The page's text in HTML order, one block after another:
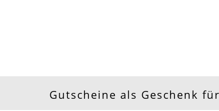
Gutscheine als Geschenk